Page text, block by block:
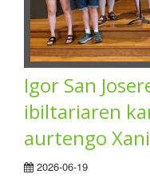
Igor San
ibiltariaren
aurtengo
2026-06-19